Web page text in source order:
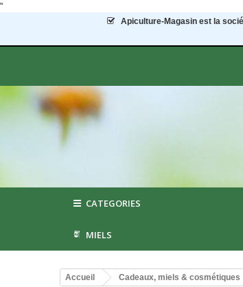
"
Apiculture-Magasin est la
CATEGORIES
MIELS
Accueil Cadeaux, miels & cosmétiques